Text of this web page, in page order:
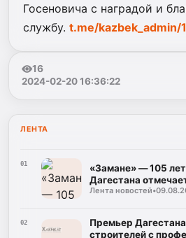
Госеновича с наградой и
службу. t.me/kazbek_admin/
16
2024-02-20 16:36:22
ЛЕНТА
01
«Замане» — 105
Дагестана
Лента новостей•
02
Премьер
строителей с